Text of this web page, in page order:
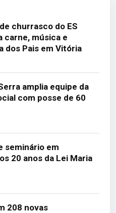
churrasco do ES
carne, música e
dos Pais em Vitória
amplia equipe da
com posse de 60
seminário em
20 anos da Lei Maria
208 novas